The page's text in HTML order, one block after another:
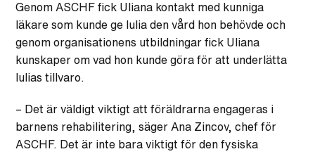
Genom ASCHF fick Uliana kontakt med kunniga
läkare som kunde ge Iulia den vård hon behövde och
genom organisationens utbildningar fick Uliana
kunskaper om vad hon kunde göra för att underlätta
Iulias tillvaro.
– Det är väldigt viktigt att föräldrarna engageras i
barnens rehabilitering, säger Ana Zincov, chef för
ASCHF. Det är inte bara viktigt för den fysiska